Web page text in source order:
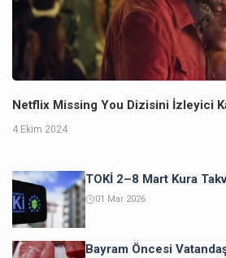
Netflix Missing You Dizisini İzleyici
4 Ekim 2024
TOKİ 2–8 Mart Kura
01 Mar 2026
Bayram Öncesi